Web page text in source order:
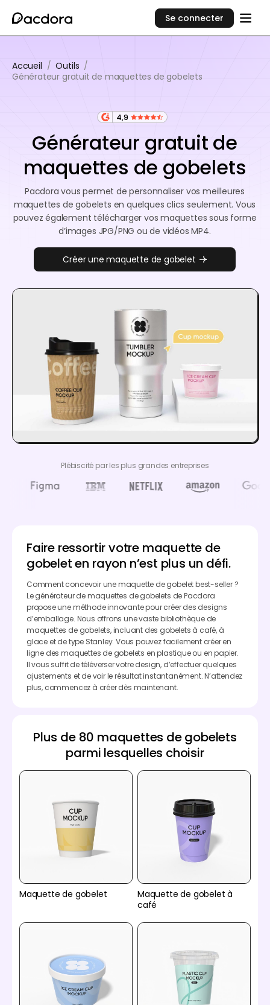
Se connecter
Accueil / Outils /
Générateur gratuit de maquettes de gobelets
4,9
Générateur gratuit de
maquettes de gobelets
Pacdora vous permet de personnaliser vos meilleures
maquettes de gobelets en quelques clics seulement. Vous
pouvez également télécharger vos maquettes sous forme
d’images JPG/PNG ou de vidéos MP4.
Créer une maquette de gobelet
Plébiscité par les plus grandes entreprises
Faire ressortir votre maquette de
gobelet en rayon n’est plus un défi.
Comment concevoir une maquette de gobelet best-seller ?
Le générateur de maquettes de gobelets de Pacdora
propose une méthode innovante pour créer des designs
d’emballage. Nous offrons une vaste bibliothèque de
maquettes de gobelets, incluant des gobelets à café, à
glace et de type Stanley. Vous pouvez facilement créer en
ligne des maquettes de gobelets en plastique ou en papier.
Il vous suffit de téléverser votre design, d’effectuer quelques
ajustements et de voir le résultat instantanément. N’attendez
plus, commencez à créer dès maintenant.
Plus de 80 maquettes de gobelets
parmi lesquelles choisir
Maquette de gobelet
Maquette de gobelet à
café